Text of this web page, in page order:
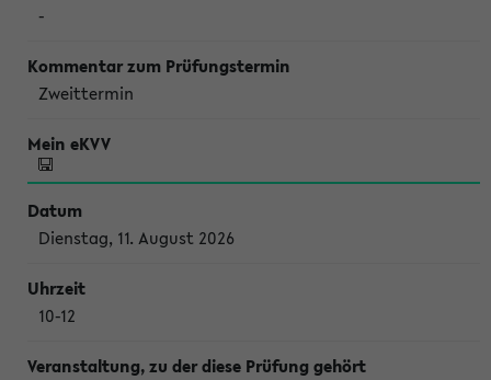
-
Zweittermin
Dienstag, 11. August 2026
10-12